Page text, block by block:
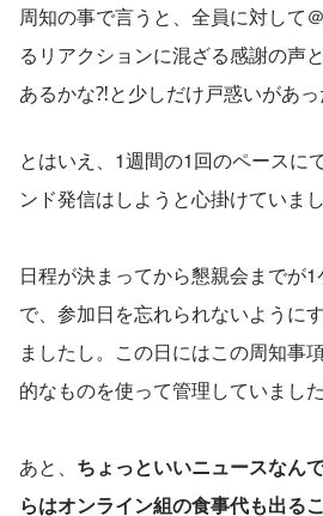
周知の事で言うと、全員に対して
るリアクションに混ざる感謝の声
あるかな⁈と少しだけ戸惑いがあっ
とはいえ、1週間の1回のペースに
ンド発信はしようと心掛けていまし
日程が決まってから懇親会までが
で、参加日を忘れられないように
ましたし。この日にはこの周知事
的なものを使って管理していました
あと、 ちょっといいニュースなん
らはオンライン組の食事代も出る